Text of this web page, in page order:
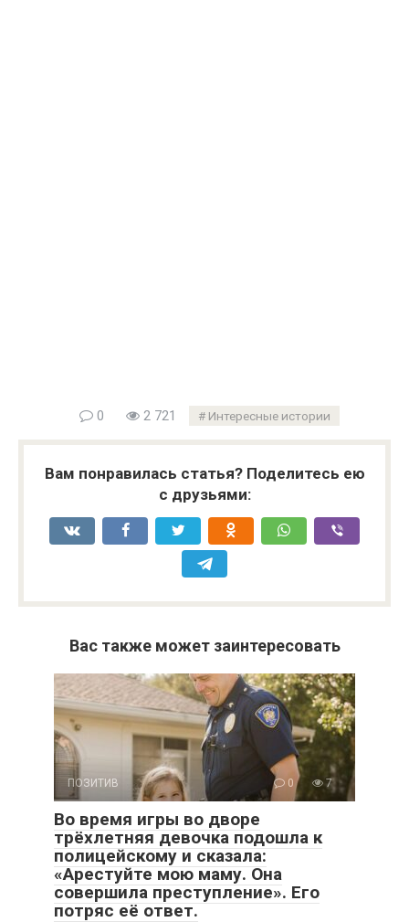
0 2 721 Интересные истории
Вам понравилась статья? Поделитесь ею
с друзьями:
Вас также может заинтересовать
ПОЗИТИВ 0 7
Во время игры во дворе
трёхлетняя девочка подошла к
полицейскому и сказала:
«Арестуйте мою маму. Она
совершила преступление». Его
потряс её ответ.